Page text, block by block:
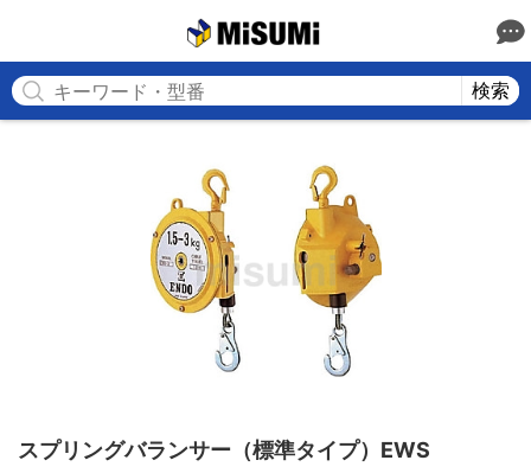
検索
スプリングバランサー（標準タイプ）EWS